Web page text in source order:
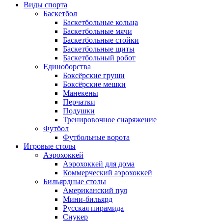
Виды спорта
Баскетбол
Баскетбольные кольца
Баскетбольные мячи
Баскетбольные стойки
Баскетбольные щиты
Баскетбольный робот
Единоборства
Боксёрские груши
Боксёрские мешки
Манекены
Перчатки
Подушки
Тренировочное снаряжение
Футбол
Футбольные ворота
Игровые столы
Аэрохоккей
Аэрохоккей для дома
Коммерческий аэрохоккей
Бильярдные столы
Американский пул
Мини-бильярд
Русская пирамида
Снукер